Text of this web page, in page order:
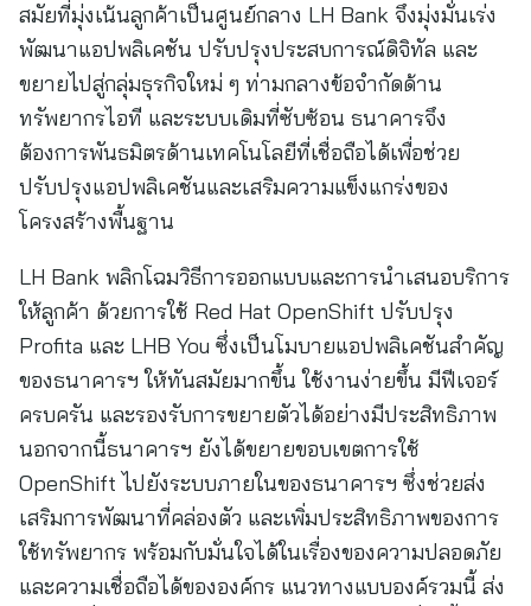
สมัยที่มุ่งเน้นลูกค้าเป็นศูนย์กลาง LH Bank จึงมุ่งมั่นเร่ง
พัฒนาแอปพลิเคชัน ปรับปรุงประสบการณ์ดิจิทัล และ
ขยายไปสู่กลุ่มธุรกิจใหม่ ๆ ท่ามกลางข้อจำกัดด้าน
ทรัพยากรไอที และระบบเดิมที่ซับซ้อน ธนาคารจึง
ต้องการพันธมิตรด้านเทคโนโลยีที่เชื่อถือได้เพื่อช่วย
ปรับปรุงแอปพลิเคชันและเสริมความแข็งแกร่งของ
โครงสร้างพื้นฐาน
LH Bank พลิกโฉมวิธีการออกแบบและการนำเสนอบริการ
ให้ลูกค้า ด้วยการใช้ Red Hat OpenShift ปรับปรุง
Profita และ LHB You ซึ่งเป็นโมบายแอปพลิเคชันสำคัญ
ของธนาคารฯ ให้ทันสมัยมากขึ้น ใช้งานง่ายขึ้น มีฟีเจอร์
ครบครัน และรองรับการขยายตัวได้อย่างมีประสิทธิภาพ
นอกจากนี้ธนาคารฯ ยังได้ขยายขอบเขตการใช้
OpenShift ไปยังระบบภายในของธนาคารฯ ซึ่งช่วยส่ง
เสริมการพัฒนาที่คล่องตัว และเพิ่มประสิทธิภาพของการ
ใช้ทรัพยากร พร้อมกับมั่นใจได้ในเรื่องของความปลอดภัย
และความเชื่อถือได้ขององค์กร แนวทางแบบองค์รวมนี้ ส่ง